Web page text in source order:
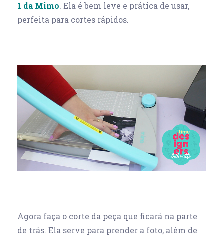
1 da Mimo. Ela é bem leve e prática de usar,
perfeita para cortes rápidos.
Agora faça o corte da peça que ficará na parte
de trás. Ela serve para prender a foto, além de